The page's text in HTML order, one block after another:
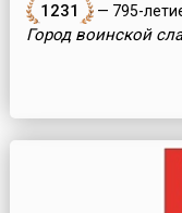
1231 — 795-
Город воинской